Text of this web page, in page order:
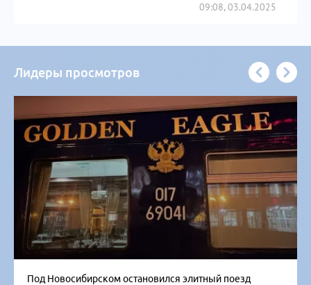
09:08, 03.04.2025
Лидеры просмотров
Под Новосибирском остановился элитный поезд